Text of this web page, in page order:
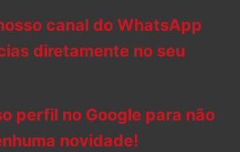
canal do WhatsApp
diretamente no seu
perfil no Google para não
novidade!